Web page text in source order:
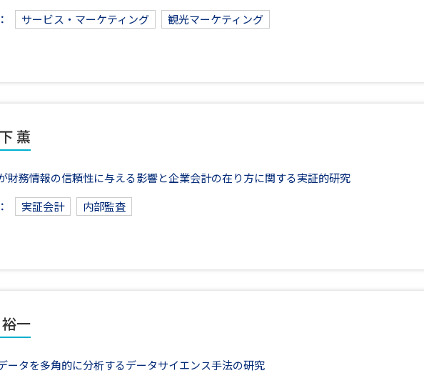
サービス・マーケティング 観光マーケティング
薫
財務情報の信頼性に与える影響と企業会計の在り方に関する実証的研究
実証会計 内部監査
一
ータを多角的に分析するデータサイエンス手法の研究